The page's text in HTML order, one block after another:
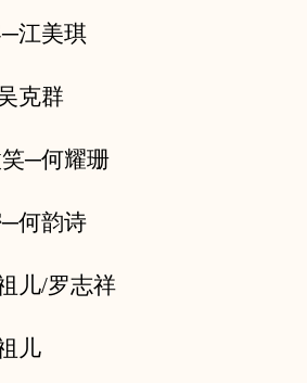
美琪
克群
─何耀珊
韵诗
/罗志祥
儿